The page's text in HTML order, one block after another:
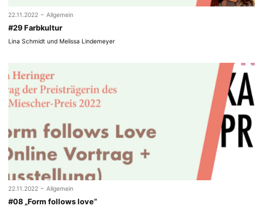
22.11.2022 - Allgemein
#29 Farbkultur
Lina Schmidt und Melissa Lindemeyer
22.11.2022 - Allgemein
#08 „Form follows love“